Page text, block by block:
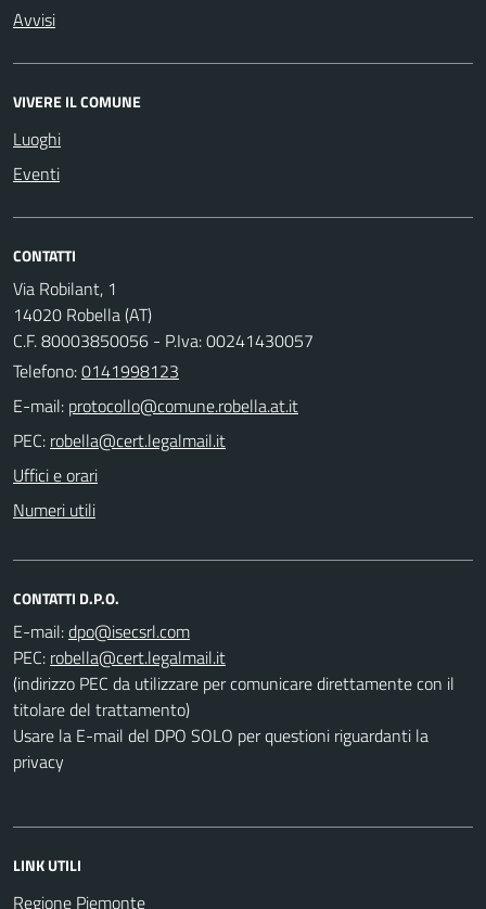
Avvisi
VIVERE IL COMUNE
Luoghi
Eventi
CONTATTI
Via Robilant, 1
14020 Robella (AT)
C.F. 80003850056 - P.Iva: 00241430057
Telefono:0141998123
E-mail:
PEC:
Uffici e orari
Numeri utili
CONTATTI D.P.O.
E-mail:
PEC:
(indirizzo PEC da utilizzare per comunicare direttamente con il
titolare del trattamento)
Usare la E-mail del DPO SOLO per questioni riguardanti la
privacy
LINK UTILI
Regione Piemonte